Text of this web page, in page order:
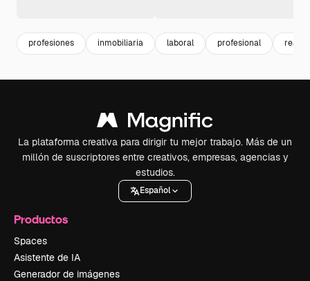
profesiones inmobiliaria laboral profesional real
La plataforma creativa para dirigir tu mejor trabajo. Más de un
millón de suscriptores entre creativos, empresas, agencias y
estudios.
Español
Productos
Spaces
Asistente de IA
Generador de imágenes